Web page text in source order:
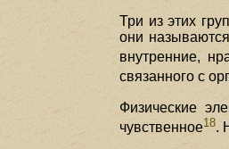
Три из этих
они
внутренние,
связанного с
Физические
чувственное18.